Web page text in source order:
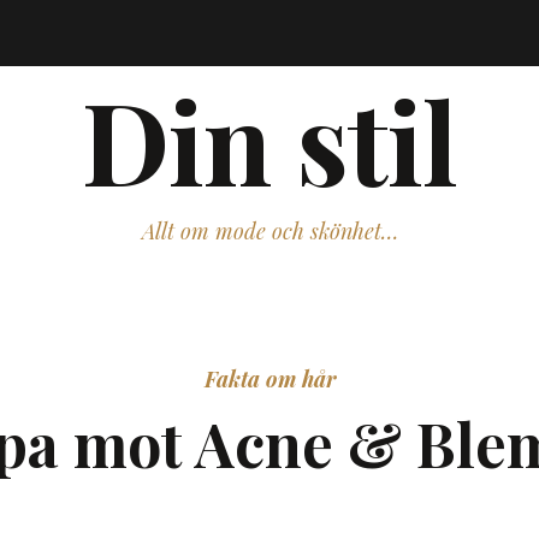
Din stil
Allt om mode och skönhet…
Fakta om hår
mot Acne &